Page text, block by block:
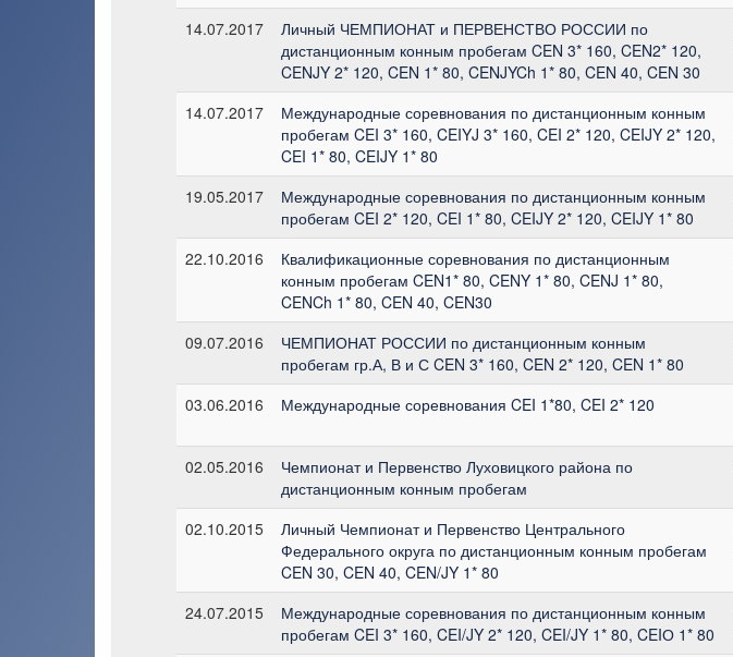
14.07.2017
Личный ЧЕМПИОНАТ и ПЕРВЕНСТВО РОССИИ по
дистанционным конным пробегам CEN 3* 160, CEN2* 120,
CENJY 2* 120, CEN 1* 80, CENJYCh 1* 80, CEN 40, CEN 30
14.07.2017
Международные соревнования по дистанционным конным
пробегам CEI 3* 160, CEIYJ 3* 160, CEI 2* 120, CEIJY 2* 120,
CEI 1* 80, CEIJY 1* 80
19.05.2017
Международные соревнования по дистанционным конным
пробегам CEI 2* 120, CEI 1* 80, CEIJY 2* 120, CEIJY 1* 80
22.10.2016
Квалификационные соревнования по дистанционным
конным пробегам CEN1* 80, CENY 1* 80, CENJ 1* 80,
CENCh 1* 80, CEN 40, CEN30
09.07.2016
ЧЕМПИОНАТ РОССИИ по дистанционным конным
пробегам гр.А, В и С CEN 3* 160, CEN 2* 120, CEN 1* 80
03.06.2016
Международные соревнования CEI 1*80, CEI 2* 120
02.05.2016
Чемпионат и Первенство Луховицкого района по
дистанционным конным пробегам
02.10.2015
Личный Чемпионат и Первенство Центрального
Федерального округа по дистанционным конным пробегам
CEN 30, CEN 40, CEN/JY 1* 80
24.07.2015
Международные соревнования по дистанционным конным
пробегам CEI 3* 160, CEI/JY 2* 120, CEI/JY 1* 80, CEIО 1* 80